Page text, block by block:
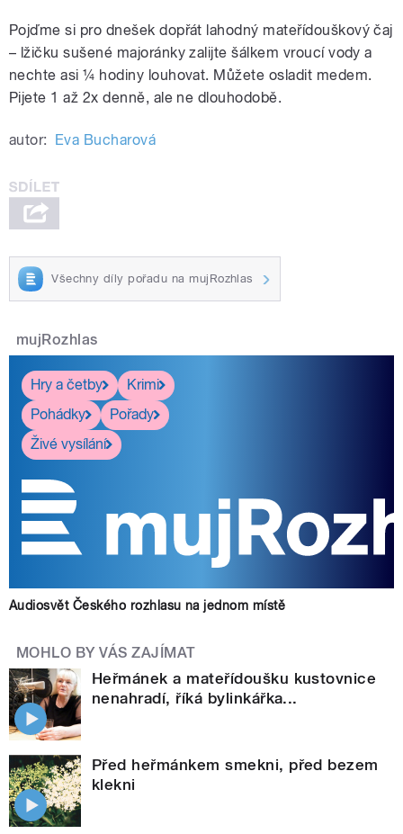
Pojďme si pro dnešek dopřát lahodný mateřídouškový čaj
– lžičku sušené majoránky zalijte šálkem vroucí vody a
nechte asi ¼ hodiny louhovat. Můžete osladit medem.
Pijete 1 až 2x denně, ale ne dlouhodobě.
autor: Eva Bucharová
Všechny díly pořadu na mujRozhlas
mujRozhlas
Hry a četby
Krimi
Pohádky
Pořady
Živé vysílání
Audiosvět Českého rozhlasu na jednom místě
MOHLO BY VÁS ZAJÍMAT
Heřmánek a mateřídoušku kustovnice
nenahradí, říká bylinkářka...
Před heřmánkem smekni, před bezem
klekni